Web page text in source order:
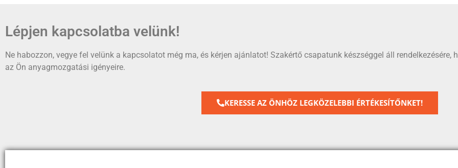
Lépjen kapcsolatba velünk!
Ne habozzon, vegye fel velünk a kapcsolatot még ma, és kérjen ajánlatot! Szakértő csapatunk készséggel áll
az Ön anyagmozgatási igényeire.
KERESSE AZ ÖNHÖZ LEGKÖZELEBBI ÉRTÉKESÍTŐNKET!